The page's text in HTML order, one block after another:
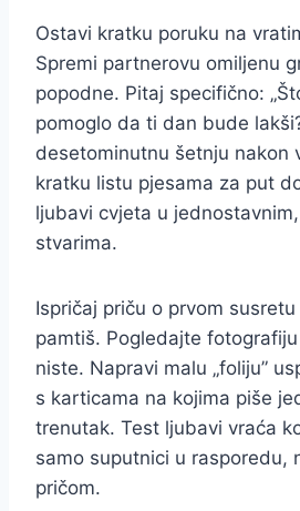
Ostavi kratku poruku na
Spremi partnerovu omiljenu
popodne. Pitaj specifično:
pomoglo da ti dan bude
desetominutnu šetnju nakon
kratku listu pjesama za put
ljubavi cvjeta u
stvarima.
Ispričaj priču o prvom
pamtiš. Pogledajte
niste. Napravi malu „foliju”
s karticama na kojima piše
trenutak. Test ljubavi vraća
samo suputnici u rasporedu,
pričom.